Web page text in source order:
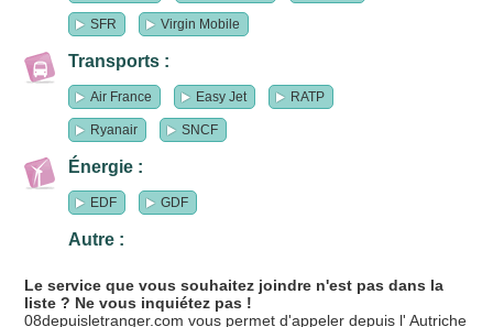
SFR Virgin Mobile
Transports :
Air France Easy Jet RATP
Ryanair SNCF
Énergie :
EDF GDF
Autre :
Le service que vous souhaitez joindre n'est pas dans la
liste ? Ne vous inquiétez pas !
08depuisletranger.com vous permet d'appeler depuis l' Autriche